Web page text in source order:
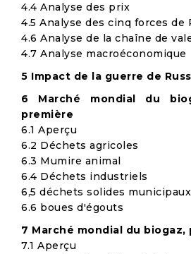
4.4 Analyse des prix
4.5 Analyse des cinq forces de
4.6 Analyse de la chaîne de
4.7 Analyse macroéconomique
5 Impact de la guerre de
6 Marché mondial du
première
6.1 Aperçu
6.2 Déchets agricoles
6.3 Mumire animal
6.4 Déchets industriels
6,5 déchets solides municipaux
6.6 boues d'égouts
7 Marché mondial du biogaz,
7.1 Aperçu